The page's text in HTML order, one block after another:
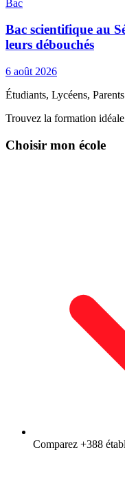
Bac
Bac scientifique au
leurs débouchés
6 août 2026
Étudiants, Lycéens,
Trouvez la formation idéale
Choisir mon école
Comparez +388